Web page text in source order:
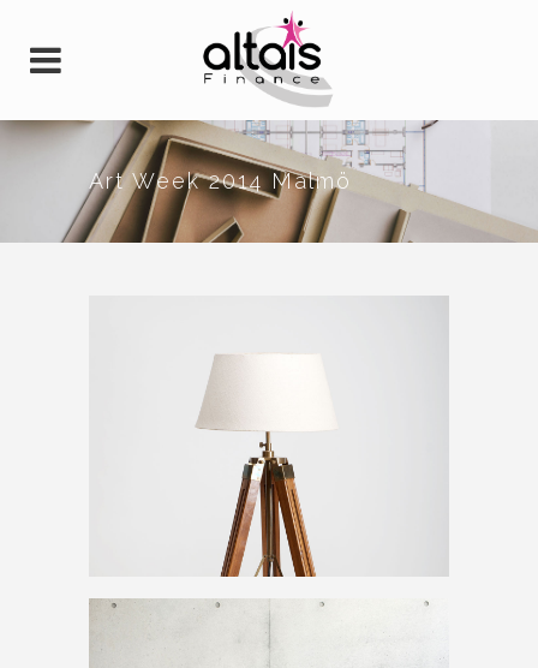
Art Week 2014 Malmö